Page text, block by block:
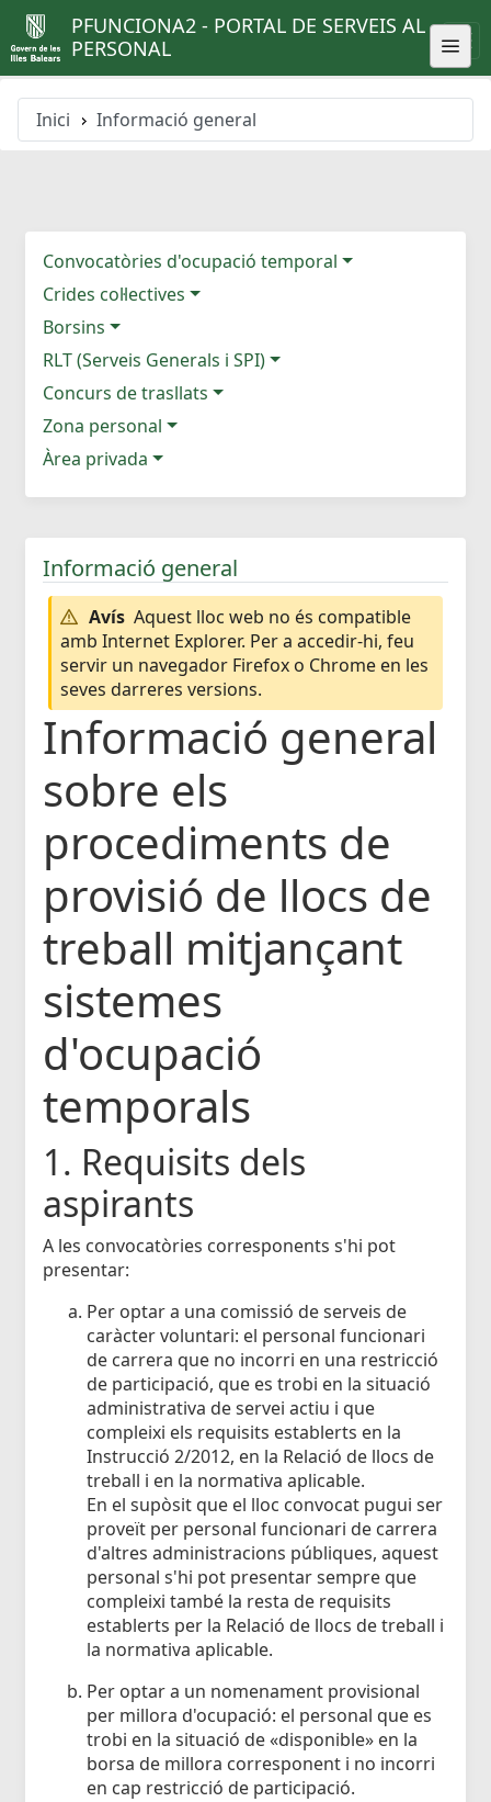
PFUNCIONA2 - PORTAL DE SERVEIS AL
PERSONAL
Inici Informació general
Convocatòries d'ocupació temporal
Crides col·lectives
Borsins
RLT (Serveis Generals i SPI)
Concurs de trasllats
Zona personal
Àrea privada
Informació general
Avís Aquest lloc web no és compatible
amb Internet Explorer. Per a accedir-hi, feu
servir un navegador Firefox o Chrome en les
seves darreres versions.
Informació general
sobre els
procediments de
provisió de llocs de
treball mitjançant
sistemes
d'ocupació
temporals
1. Requisits dels
aspirants
A les convocatòries corresponents s'hi pot
presentar:
Per optar a una comissió de serveis de
caràcter voluntari: el personal funcionari
de carrera que no incorri en una restricció
de participació, que es trobi en la situació
administrativa de servei actiu i que
compleixi els requisits establerts en la
Instrucció 2/2012, en la Relació de llocs de
treball i en la normativa aplicable.
En el supòsit que el lloc convocat pugui ser
proveït per personal funcionari de carrera
d'altres administracions públiques, aquest
personal s'hi pot presentar sempre que
compleixi també la resta de requisits
establerts per la Relació de llocs de treball i
la normativa aplicable.
Per optar a un nomenament provisional
per millora d'ocupació: el personal que es
trobi en la situació de «disponible» en la
borsa de millora corresponent i no incorri
en cap restricció de participació.